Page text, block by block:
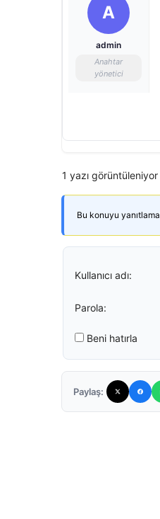
A
admin
Anahtar
yönetici
1 yazı
Bu konuyu
Kullanıcı adı:
Parola:
Beni hatırla
Paylaş: